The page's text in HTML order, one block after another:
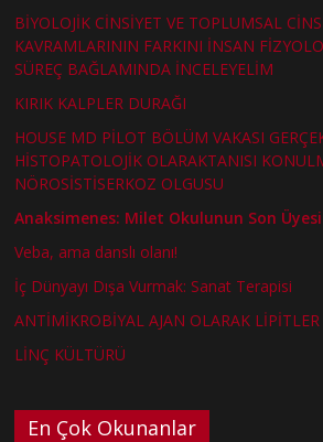
BİYOLOJİK CİNSİYET VE TOPLUMSAL
KAVRAMLARININ FARKINI İNSAN
SÜREÇ BAĞLAMINDA İNCELEYELİM
KIRIK KALPLER DURAĞI
HOUSE MD PİLOT BÖLÜM VAKASI
HİSTOPATOLOJİK OLARAKTANISI
NÖROSİSTİSERKOZ OLGUSU
Anaksimenes: Milet Okulunun Son Üyesi
Veba, ama danslı olanı!
İç Dünyayı Dışa Vurmak: Sanat Terapisi
ANTİMİKROBİYAL AJAN OLARAK LİPİTLER
LİNÇ KÜLTÜRÜ
En Çok Okunanlar